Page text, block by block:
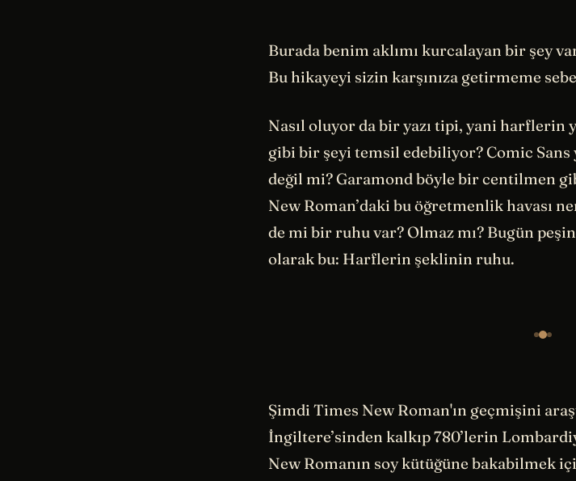
Burada benim aklımı kurcalayan bir şey
Bu hikayeyi sizin karşınıza getirmeme
Nasıl oluyor da bir yazı tipi, yani harflerin
gibi bir şeyi temsil edebiliyor? Comic
değil mi? Garamond böyle bir centilmen
New Roman’daki bu öğretmenlik havası
de mi bir ruhu var? Olmaz mı? Bugün
olarak bu: Harflerin şeklinin ruhu.
Şimdi Times New Roman'ın geçmişini
İngiltere’sinden kalkıp 780’lerin
New Romanın soy kütüğüne bakabilmek